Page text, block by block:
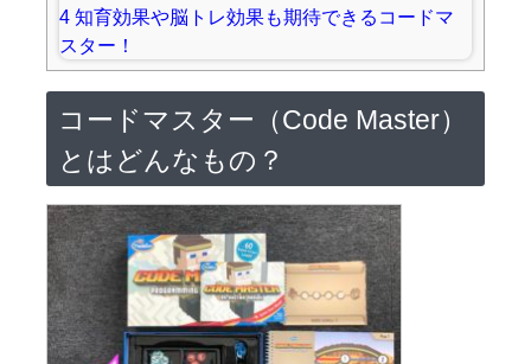
4知育効果や脳トレ効果も期待できるコードマ
スター！
コードマスター（Code Master）
とはどんなもの？